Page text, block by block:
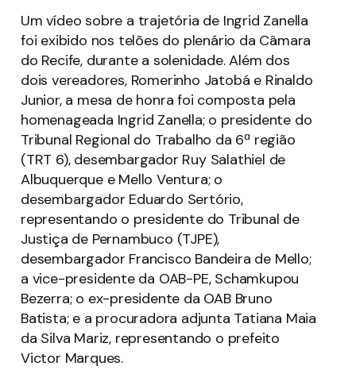
Um vídeo sobre a trajetória de Ingrid Zanella
foi exibido nos telões do plenário da Câmara
do Recife, durante a solenidade. Além dos
dois vereadores, Romerinho Jatobá e Rinaldo
Junior, a mesa de honra foi composta pela
homenageada Ingrid Zanella; o presidente do
Tribunal Regional do Trabalho da 6ª região
(TRT 6), desembargador Ruy Salathiel de
Albuquerque e Mello Ventura; o
desembargador Eduardo Sertório,
representando o presidente do Tribunal de
Justiça de Pernambuco (TJPE),
desembargador Francisco Bandeira de Mello;
a vice-presidente da OAB-PE, Schamkupou
Bezerra; o ex-presidente da OAB Bruno
Batista; e a procuradora adjunta Tatiana Maia
da Silva Mariz, representando o prefeito
Victor Marques.